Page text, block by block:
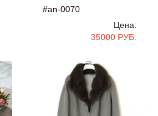
#an-0070
Цена:
35000 РУБ.